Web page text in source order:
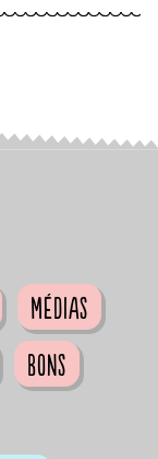
Médias
Bons